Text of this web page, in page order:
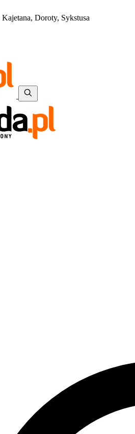
Kajetana, Doroty, Sykstusa